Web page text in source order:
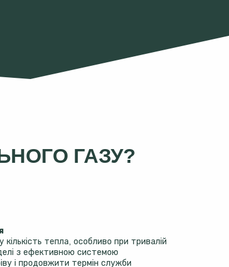
ГАЗУ?
кількість тепла, особливо при тривалій
з ефективною системою
і продовжити термін служби